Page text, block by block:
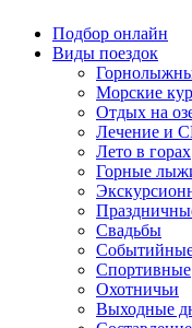
Подбор онлайн
Виды поездок
Морские
Отдых на
Лечение и
Лето в горах
Горные
Свадьбы
Спортивные
Охотничьи
Выходные